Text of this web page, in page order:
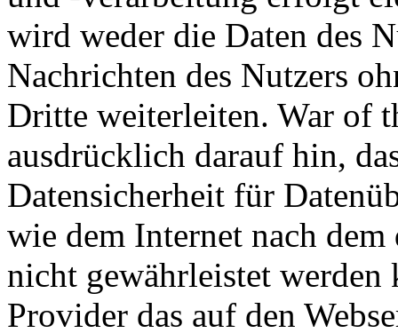
wird weder die Daten des
Nachrichten des Nutzers
Dritte weiterleiten. War of
ausdrücklich darauf hin,
Datensicherheit für
wie dem Internet nach
nicht gewährleistet werden
Provider das auf den